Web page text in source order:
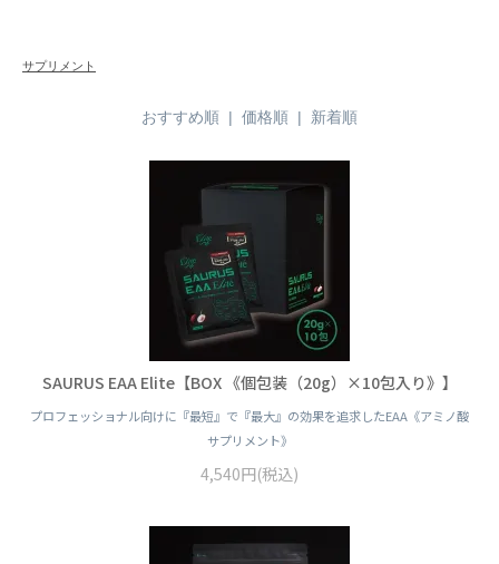
サプリメント
おすすめ順 | 価格順 | 新着順
SAURUS EAA Elite【BOX 《個包装（20g）×10包入り》】
プロフェッショナル向けに『最短』で『最大』の効果を追求したEAA《アミノ酸
サプリメント》
4,540円(税込)